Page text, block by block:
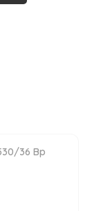
36 Bp